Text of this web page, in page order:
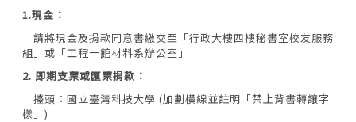
1.現金：
請將現金及捐款同意書繳交至「行政大樓四樓秘書室校友服務
組」或「工程一館材料系辦公室」
2. 即期支票或匯票捐款：
擡頭：國立臺灣科技大學 (加劃橫線並註明「禁止背書轉讓字
樣」)